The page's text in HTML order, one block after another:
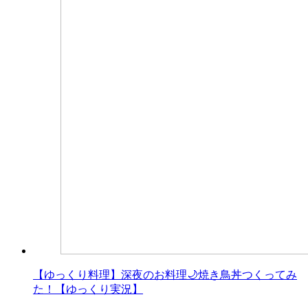
【ゆっくり料理】深夜のお料理🌙焼き鳥丼つくってみ
た！【ゆっくり実況】